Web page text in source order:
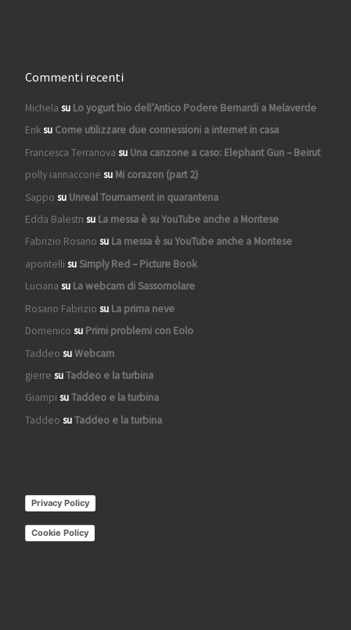
Commenti recenti
Michela su Lo yogurt bio dell’Antico Podere Bernardi a Melaverde
Eriksu Come utilizzare due connessioni a internet in casa
Francesca Terranova su Una canzone a caso: Elephant Gun – Beirut
polly iannaccone su Mi corazon (part 2)
Sappo su Unreal Tournament in quarantena
Edda Balestri su La messa è su YouTube anche a Montese
Fabrizio Rosano su La messa è su YouTube anche a Montese
apontelli suSimply Red – Picture Book
Luciana su La webcam di Sassomolare
Rosano Fabrizio su La prima neve
Domenico su Primi problemi con Eolo
Taddeo suWebcam
gierre suTaddeo e la turbina
Giampi suTaddeo e la turbina
Taddeo suTaddeo e la turbina
Privacy Policy
Cookie Policy